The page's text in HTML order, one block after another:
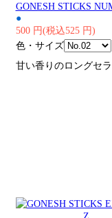
GONESH STICKS
●
500 円(税込525 円)
色・サイズ
甘い香りのロングセ